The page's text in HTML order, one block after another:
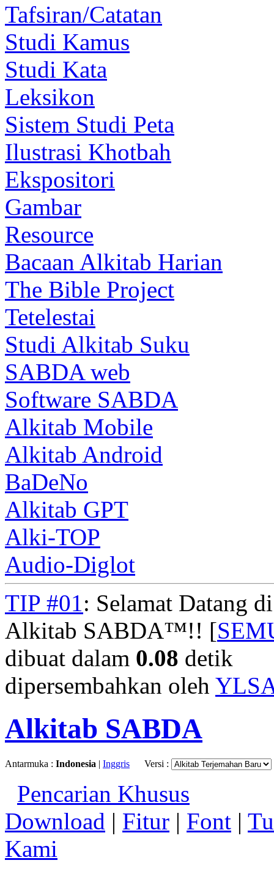
Tafsiran/Catatan
Studi Kamus
Studi Kata
Leksikon
Sistem Studi Peta
Ilustrasi Khotbah
Ekspositori
Gambar
Resource
Bacaan Alkitab Harian
The Bible Project
Tetelestai
Studi Alkitab Suku
SABDA web
Software SABDA
Alkitab Mobile
Alkitab Android
BaDeNo
Alkitab GPT
Alki-TOP
Audio-Diglot
TIP #01: Selamat Datang
Alkitab SABDA™!! [
dibuat dalam 0.08 detik
dipersembahkan oleh
Alkitab SABDA
Antarmuka : Indonesia | Inggris Versi :
Pencarian Khusus
Download | Fitur | Font |
Kami